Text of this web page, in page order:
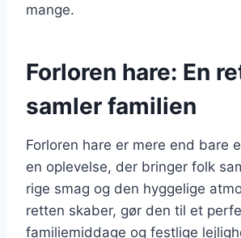
mange.
Forloren hare: En
samler familien
Forloren hare er mere end bare
en oplevelse, der bringer folk
rige smag og den hyggelige
retten skaber, gør den til et
familiemiddage og festlige